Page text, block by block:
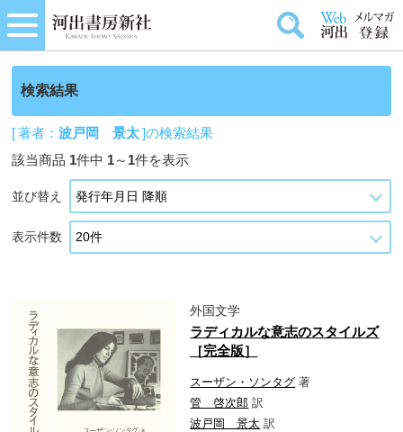
検索結果
[ 著者：波戸岡 景太]の検索結果
該当商品 1件中 1～ 1件を表示
並び替え
表示件数
外国文学
ラディカルな意志のスタイルズ
［完全版］
スーザン・ソンタグ 著
管 啓次郎 訳
波戸岡 景太 訳